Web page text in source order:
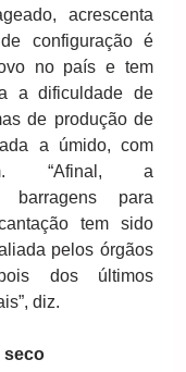
acrescenta
configuração é
no país e tem
a dificuldade de
de produção de
a úmido, com
“Afinal, a
barragens para
tem sido
pelos órgãos
dos últimos
diz.
seco